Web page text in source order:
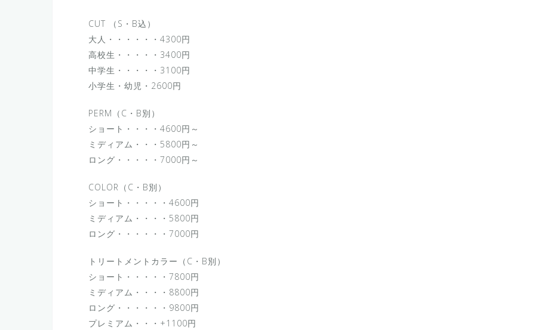
CUT （S・B込）
大人・・・・・・4300円
高校生・・・・・3400円
中学生・・・・・3100円
小学生・幼児・2600円
PERM（C・B別）
ショート・・・・4600円～
ミディアム・・・5800円～
ロング・・・・・7000円～
COLOR（C・B別）
ショート・・・・・4600円
ミディアム・・・・5800円
ロング・・・・・・7000円
トリートメントカラー（C・B別）
ショート・・・・・7800円
ミディアム・・・・8800円
ロング・・・・・・9800円
プレミアム・・・+1100円